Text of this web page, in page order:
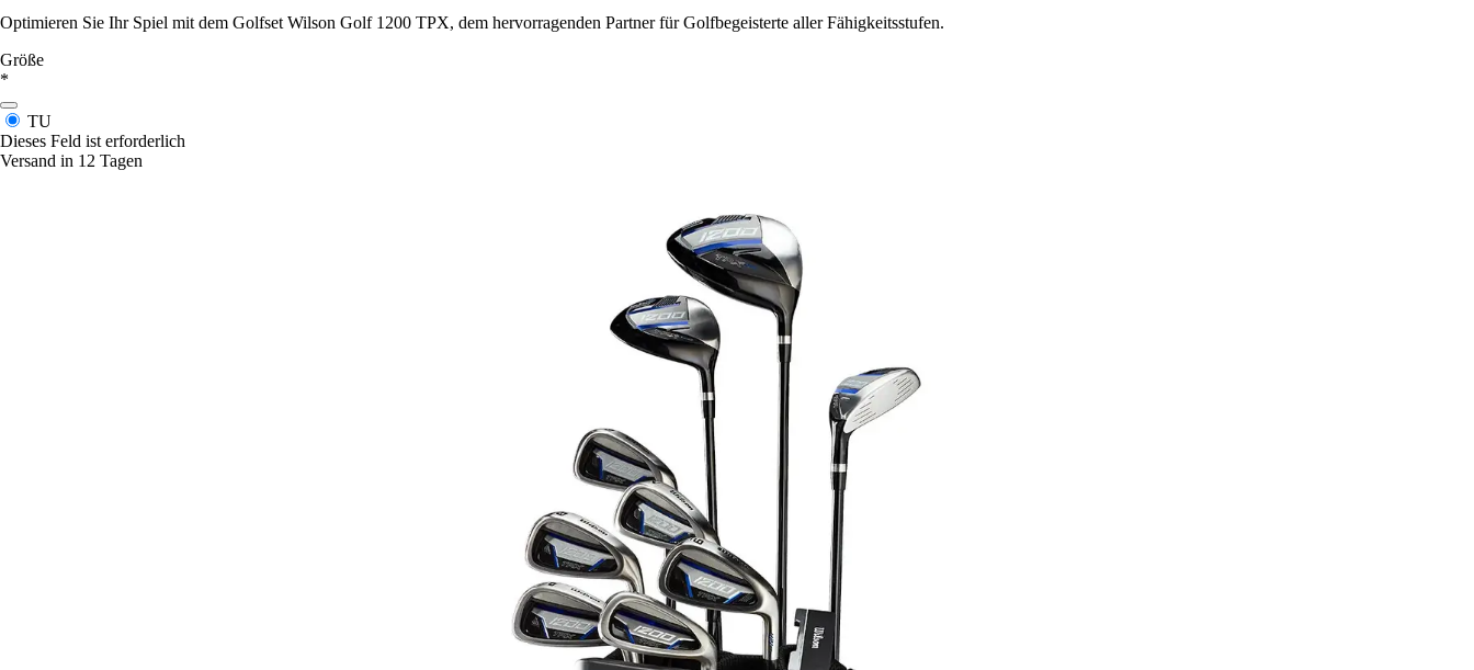
Optimieren Sie Ihr Spiel mit dem Golfset Wilson Golf 1200 TPX, dem hervorragenden Partner für Golfbegeisterte aller Fähigkeitsstufen.
Größe
*
TU
Dieses Feld ist erforderlich
Versand in 12 Tagen